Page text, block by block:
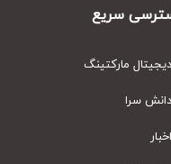
سریع
مارکتینگ
سرا